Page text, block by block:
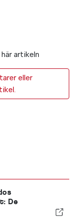
artikeln
eller
De
som